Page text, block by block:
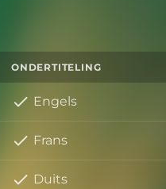
ONDERTITELING
Engels
Frans
Duits